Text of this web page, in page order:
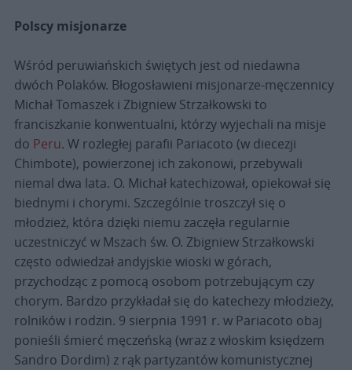
Polscy misjonarze
Wśród peruwiańskich świętych jest od niedawna
dwóch Polaków. Błogosławieni misjonarze-męczennicy
Michał Tomaszek i Zbigniew Strzałkowski to
franciszkanie konwentualni, którzy wyjechali na misje
do Peru. W rozległej parafii Pariacoto (w diecezji
Chimbote), powierzonej ich zakonowi, przebywali
niemal dwa lata. O. Michał katechizował, opiekował się
biednymi i chorymi. Szczególnie troszczył się o
młodzież, która dzięki niemu zaczęła regularnie
uczestniczyć w Mszach św. O. Zbigniew Strzałkowski
często odwiedzał andyjskie wioski w górach,
przychodząc z pomocą osobom potrzebującym czy
chorym. Bardzo przykładał się do katechezy młodzieży,
rolników i rodzin. 9 sierpnia 1991 r. w Pariacoto obaj
ponieśli śmierć męczeńską (wraz z włoskim księdzem
Sandro Dordim) z rąk partyzantów komunistycznej